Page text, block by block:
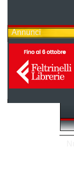
Annunci